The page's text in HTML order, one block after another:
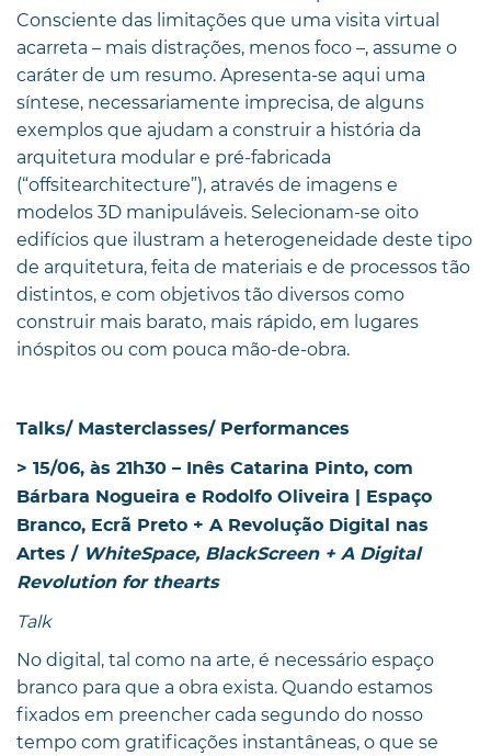
Consciente das limitações que uma visita virtual
acarreta – mais distrações, menos foco –, assume o
caráter de um resumo. Apresenta-se aqui uma
síntese, necessariamente imprecisa, de alguns
exemplos que ajudam a construir a história da
arquitetura modular e pré-fabricada
(“offsitearchitecture”), através de imagens e
modelos 3D manipuláveis. Selecionam-se oito
edifícios que ilustram a heterogeneidade deste tipo
de arquitetura, feita de materiais e de processos tão
distintos, e com objetivos tão diversos como
construir mais barato, mais rápido, em lugares
inóspitos ou com pouca mão-de-obra.
Talks/ Masterclasses/ Performances
> 15/06, às 21h30 – Inês Catarina Pinto, com
Bárbara Nogueira e Rodolfo Oliveira | Espaço
Branco, Ecrã Preto + A Revolução Digital nas
Artes / WhiteSpace, BlackScreen + A Digital
Revolution for thearts
Talk
No digital, tal como na arte, é necessário espaço
branco para que a obra exista. Quando estamos
fixados em preencher cada segundo do nosso
tempo com gratificações instantâneas, o que se